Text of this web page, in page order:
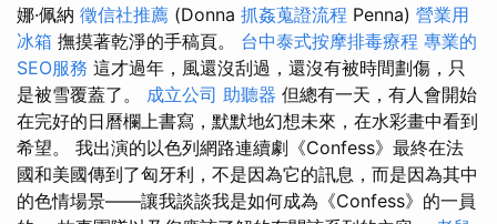
娜·佩納 徵信社推薦 (Donna 抓姦蒐證流程 Penna) 營業用
冰箱 撫摸著乾淨的手稿頁。 台中泰式按摩排毒療程 專業的
SEO服務 這才過年，風還沒刮過，還沒有被時間劃傷，只
是被雪覆蓋了。 成立公司 助聽器 但總有一天，有人會開始
在完好的日曆欄上書寫，默默地幻想未來，在水彩畫中看到
希望。 我出演的以色列網路連續劇《Confess》最終在法
國和美國傳到了匈牙利，不是因為它的訊息，而是因為其中
的色情場景——讓我談談我是如何成為《Confess》的一員